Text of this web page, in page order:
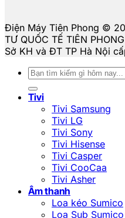
Điện Máy Tiên Phong ©
TƯ QUỐC TẾ TIÊN
Sở KH và ĐT TP Hà Nội
Tìm
kiếm:
Tivi
Tivi Samsung
Tivi LG
Tivi Sony
Tivi Hisense
Tivi Casper
Tivi CooCaa
Tivi Asher
Âm thanh
Loa kéo Sumico
Loa Sub Sumico